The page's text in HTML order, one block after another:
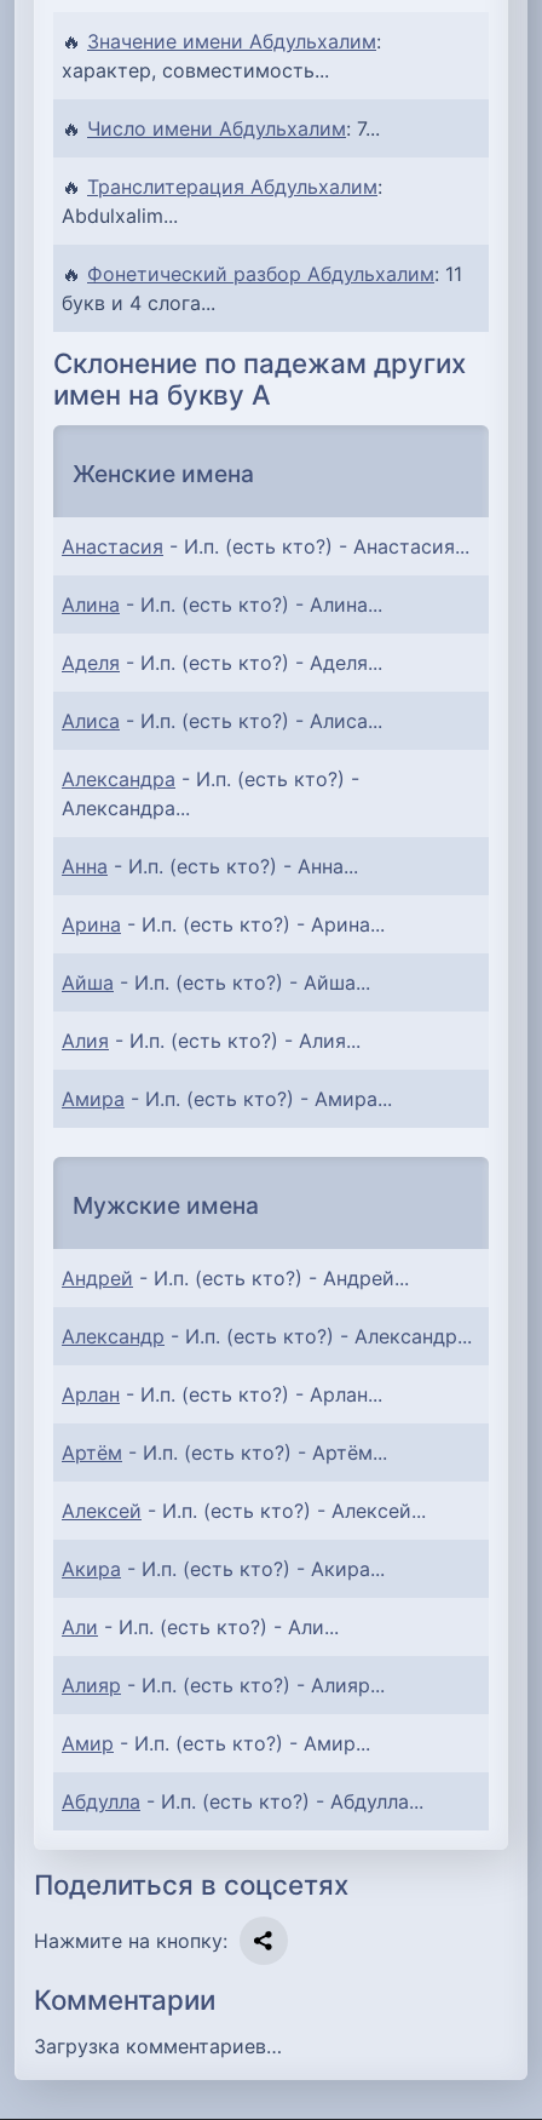
🔥 Значение имени Абдульхалим:
характер, совместимость...
🔥 Число имени Абдульхалим: 7...
🔥 Транслитерация Абдульхалим:
Abdulxalim...
🔥 Фонетический разбор Абдульхалим: 11
букв и 4 слога...
Склонение по падежам других
имен на букву А
Женские имена
Анастасия - И.п. (есть кто?) - Анастасия...
Алина - И.п. (есть кто?) - Алина...
Аделя - И.п. (есть кто?) - Аделя...
Алиса - И.п. (есть кто?) - Алиса...
Александра - И.п. (есть кто?) -
Александра...
Анна - И.п. (есть кто?) - Анна...
Арина - И.п. (есть кто?) - Арина...
Айша - И.п. (есть кто?) - Айша...
Алия - И.п. (есть кто?) - Алия...
Амира - И.п. (есть кто?) - Амира...
Мужские имена
Андрей - И.п. (есть кто?) - Андрей...
Александр - И.п. (есть кто?) - Александр...
Арлан - И.п. (есть кто?) - Арлан...
Артём - И.п. (есть кто?) - Артём...
Алексей - И.п. (есть кто?) - Алексей...
Акира - И.п. (есть кто?) - Акира...
Али - И.п. (есть кто?) - Али...
Алияр - И.п. (есть кто?) - Алияр...
Амир - И.п. (есть кто?) - Амир...
Абдулла - И.п. (есть кто?) - Абдулла...
Поделиться в соцсетях
Нажмите на кнопку:
Комментарии
Загрузка комментариев…